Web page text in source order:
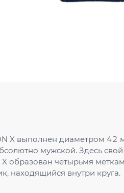
X выполнен диаметром 42
мужской. Здесь
образован четырьмя
находящийся внутри круга.